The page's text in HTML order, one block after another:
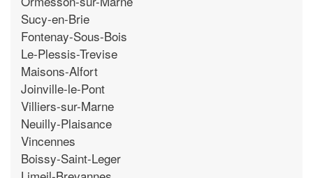
Sucy-en-Brie
Fontenay-Sous-Bois
Le-Plessis-Trevise
Maisons-Alfort
Joinville-le-Pont
Villiers-sur-Marne
Neuilly-Plaisance
Vincennes
Boissy-Saint-Leger